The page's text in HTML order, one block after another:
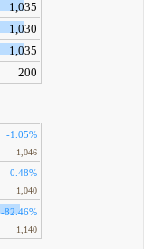
1,035
1,030
1,035
200
-1.05%
1,046
-0.48%
1,040
-82.46%
1,140